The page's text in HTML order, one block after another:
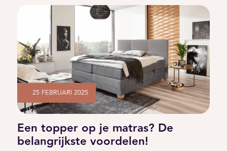
25 FEBRUARI 2025
Een topper op je matras? De
belangrijkste voordelen!